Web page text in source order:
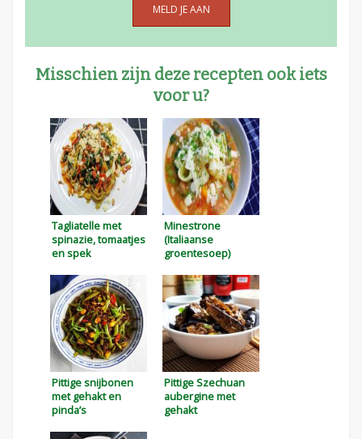
Misschien zijn deze recepten ook iets
voor u?
Tagliatelle met
spinazie, tomaatjes
en spek
Minestrone
(Italiaanse
groentesoep)
Pittige snijbonen
met gehakt en
pinda’s
Pittige Szechuan
aubergine met
gehakt